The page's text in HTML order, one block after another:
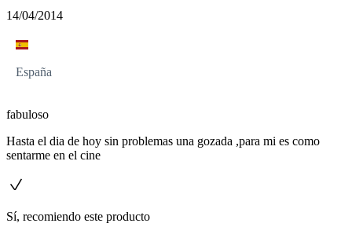
14/04/2014
España
fabuloso
Hasta el dia de hoy sin problemas una gozada ,para mi es como
sentarme en el cine
Sí, recomiendo este producto